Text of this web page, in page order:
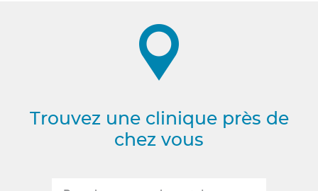
Trouvez une clinique près de
chez vous